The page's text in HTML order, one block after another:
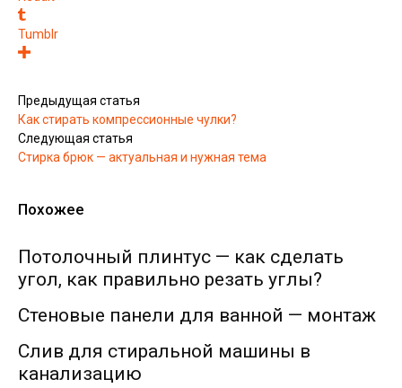
Tumblr
Предыдущая статья
Как стирать компрессионные чулки?
Следующая статья
Стирка брюк — актуальная и нужная тема
Похожее
Потолочный плинтус — как сделать
угол, как правильно резать углы?
Стеновые панели для ванной — монтаж
Слив для стиральной машины в
канализацию